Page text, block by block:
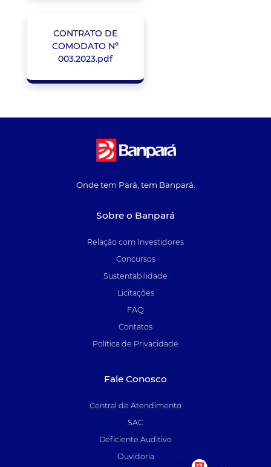
CONTRATO DE
COMODATO Nº
003.2023.pdf
Onde tem Pará, tem Banpará.
Sobre o Banpará
Relação com Investidores
Concursos
Sustentabilidade
Licitações
FAQ
Contatos
Política de Privacidade
Fale Conosco
Central de Atendimento
SAC
Deficiente Auditivo
Ouvidoria